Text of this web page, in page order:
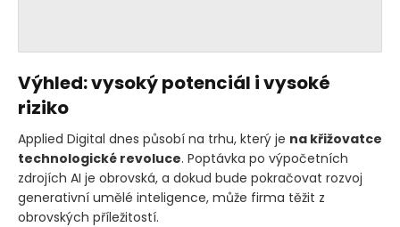
Výhled: vysoký potenciál i vysoké
riziko
Applied Digital dnes působí na trhu, který je na křižovatce
technologické revoluce. Poptávka po výpočetních
zdrojích AI je obrovská, a dokud bude pokračovat rozvoj
generativní umělé inteligence, může firma těžit z
obrovských příležitostí.